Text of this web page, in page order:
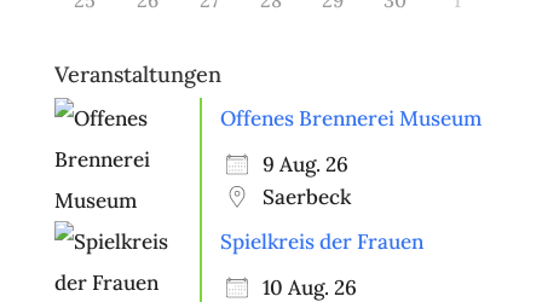
Veranstaltungen
Offenes Brennerei Museum
9 Aug. 26
Saerbeck
Spielkreis der Frauen
10 Aug. 26